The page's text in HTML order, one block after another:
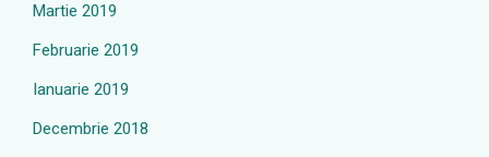
Martie 2019
Februarie 2019
Ianuarie 2019
Decembrie 2018